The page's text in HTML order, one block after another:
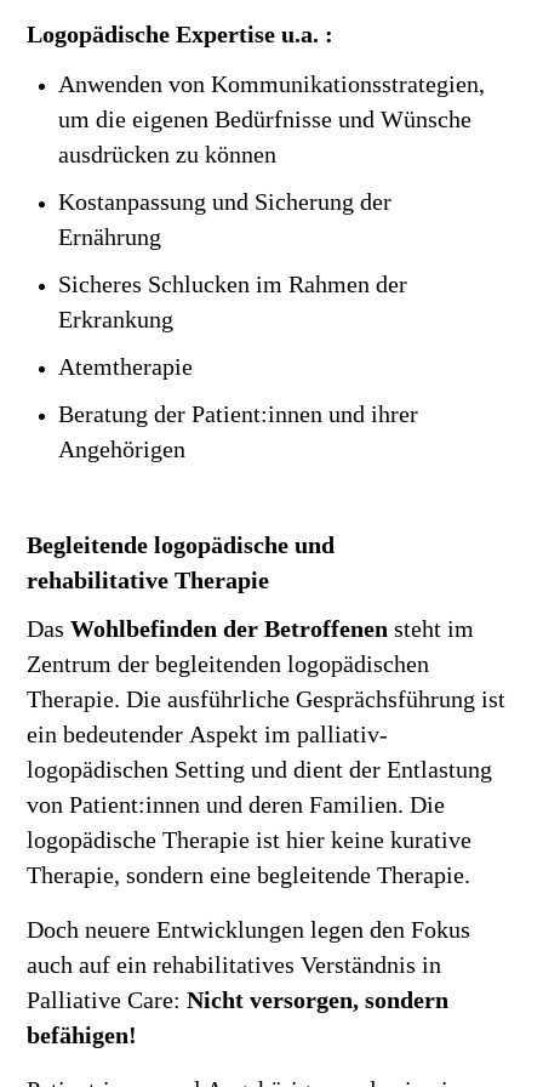
Logopädische Expertiseu.a. :
Anwenden von Kommunikationsstrategien,
um die eigenen Bedürfnisse und Wünsche
ausdrücken zu können
Kostanpassung und Sicherung der
Ernährung
Sicheres Schlucken im Rahmen der
Erkrankung
Atemtherapie
Beratung der Patient:innen und ihrer
Angehörigen
Begleitende logopädische und
rehabilitative Therapie
DasWohlbefinden der Betroffenen steht im
Zentrum der begleitenden logopädischen
Therapie. Die ausführliche Gesprächsführung ist
ein bedeutender Aspekt im palliativ-
logopädischen Setting und dient der Entlastung
von Patient:innen und deren Familien. Die
logopädische Therapie ist hier keine kurative
Therapie, sondern eine begleitende Therapie.
Doch neuere Entwicklungen legen den Fokus
auch auf ein rehabilitatives Verständnis in
Palliative Care:Nicht versorgen, sondern
befähigen!